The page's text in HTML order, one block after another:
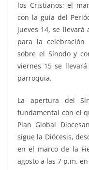
los Cristianos; el
con la guía del
jueves 14, se llevará
para la celebración
sobre el Sínodo y
viernes 15 se
parroquia.
La apertura del
fundamental con el
Plan Global
sigue la Diócesis,
en el marco de la
agosto a las 7 p.m.